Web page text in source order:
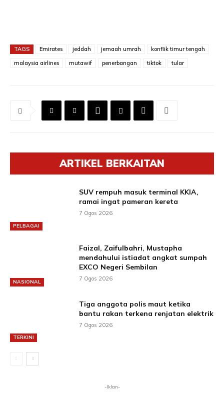
TAGS Emirates jeddah jemaah umrah
konflik timur tengah
malaysia airlines
mutawif penerbangan tiktok tular
ARTIKEL BERKAITAN
PELBAGAI
SUV rempuh masuk terminal KKIA,
ramai ingat pameran kereta
7 Ogos 2026
NASIONAL
Faizal, Zaifulbahri, Mustapha
mendahului istiadat angkat sumpah
EXCO Negeri Sembilan
7 Ogos 2026
TERKINI
Tiga anggota polis maut ketika
bantu rakan terkena renjatan elektrik
7 Ogos 2026
-Iklan-